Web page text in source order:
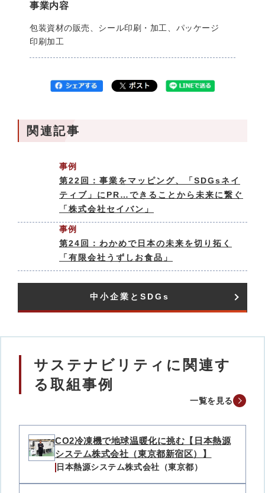
事業内容
包装資材の販売、シール印刷・加工、パッケージ
印刷加工
関連記事
事例
第22回：事業をマッピング、「SDGsネイ
ティブ」にPR…できることから未来に繋ぐ
「株式会社セイバン」
事例
第24回：わかめで日本の未来を切り拓く
「有限会社うずしお食品」
中小企業とSDGs​
サステナビリティに関連す
る取組事例
一覧を見る
CO2冷凍機で地球温暖化に挑む【日本熱源
システム株式会社（東京都新宿区）】
日本熱源システム株式会社（東京都）